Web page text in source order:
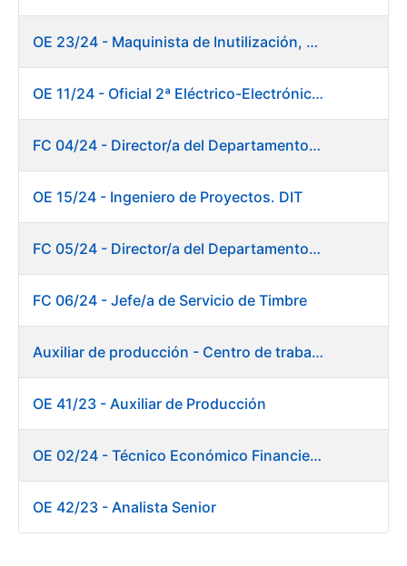
OE 23/24 - Maquinista de Inutilización, Destrucción y Empacado de Papel
OE 11/24 - Oficial 2ª Eléctrico-Electrónico Central
FC 04/24 - Director/a del Departamento de Innovación e Inteligencia Artificial
OE 15/24 - Ingeniero de Proyectos. DIT
FC 05/24 - Director/a del Departamento de Planificación, Logística y Almacenes
FC 06/24 - Jefe/a de Servicio de Timbre
Auxiliar de producción - Centro de trabajo de Burgos
OE 41/23 - Auxiliar de Producción
OE 02/24 - Técnico Económico Financiero
OE 42/23 - Analista Senior